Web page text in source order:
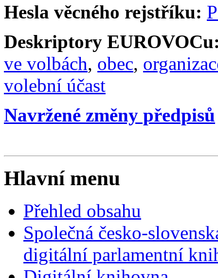
Hesla věcného rejstříku:
Deskriptory
ve volbách, obec,
volební účast
Navržené změny předpisů
Hlavní menu
Přehled obsahu
Společná česko-
digitální parlamentní